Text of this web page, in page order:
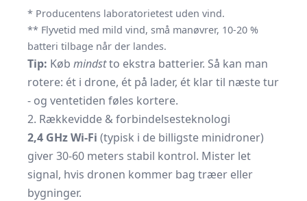
* Producentens laboratorietest uden vind.
** Flyvetid med mild vind, små manøvrer, 10-20 %
batteri tilbage når der landes.
Tip: Køb mindstto ekstra batterier. Så kan man
rotere: ét i drone, ét på lader, ét klar til næste tur
- og ventetiden føles kortere.
2. Rækkevidde & forbindelsesteknologi
2,4 GHz Wi-Fi (typisk i de billigste minidroner)
giver 30-60 meters stabil kontrol. Mister let
signal, hvis dronen kommer bag træer eller
bygninger.